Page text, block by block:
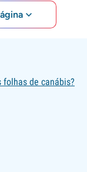
folhas de canábis?